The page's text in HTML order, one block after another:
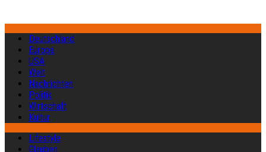
Deutschland
Europa
USA
Welt
Nachrichten
Politik
Wirtschaft
Kultur
Lifestyle
Glauben